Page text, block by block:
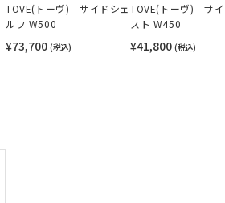
TOVE(トーヴ) サイドシェ
ルフ W500
¥73,700 (税込)
TOVE(トーヴ) サ
スト W450
¥41,800 (税込)